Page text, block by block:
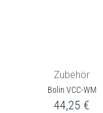
Zubehör
Bolin VCC-WM
44,25 €